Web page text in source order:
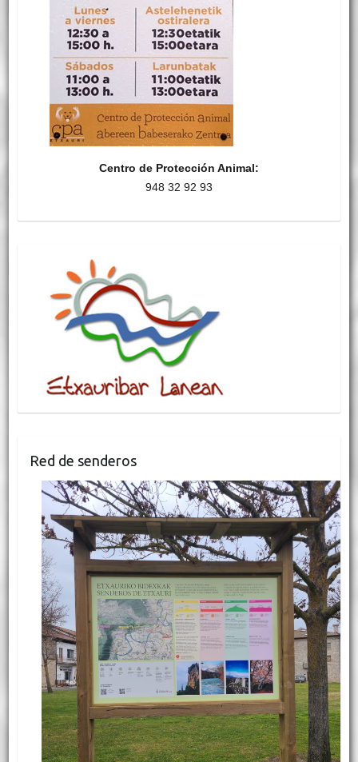
Centro de Protección Animal:
948 32 92 93
Red de senderos